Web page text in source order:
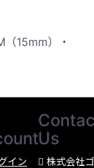
15mm）・
イン
Us
株式会社